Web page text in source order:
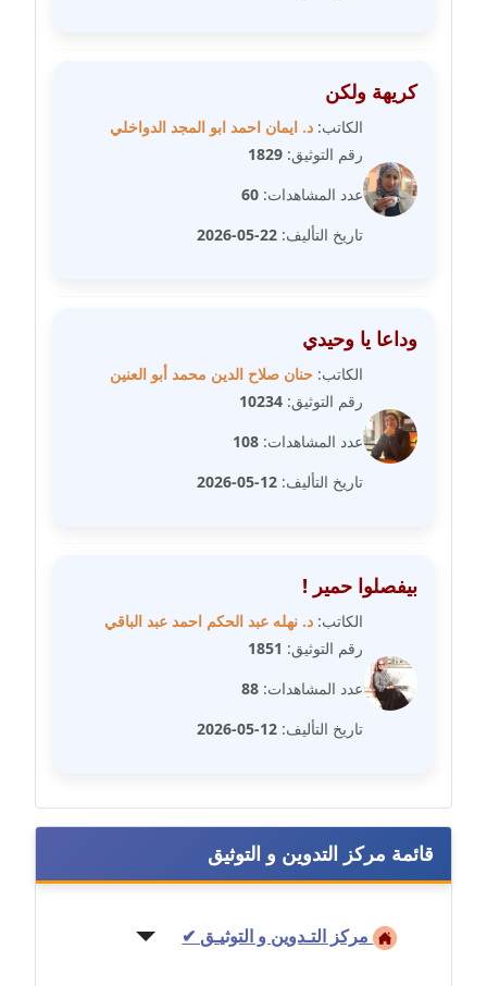
مدونة غادة زهران
مدونة غادة سيد
مدونة فاطمة البسريني
مدونة فاطمة الزهراء بناني
مدونة فيرا زولوتاريفا
مدونة فيروز القطلبي
عاملة
مدونة كنوز صلاح
موقوف
مدونة كيندا فائز
عاملة
قائمة مركز التدوين و التوثيق
مركز التـدوين و التوثيـق ✔
كريهة ولكن
الكاتب: د. ايمان احمد ابو المجد الدواخلي
رقم التوثيق: 1829
عدد المشاهدات: 60
تاريخ التأليف: 22-05-2026
وداعا يا وحيدي
الكاتب: حنان صلاح الدين محمد أبو العنين
رقم التوثيق: 10234
عدد المشاهدات: 108
تاريخ التأليف: 12-05-2026
بيفصلوا حمير !
الكاتب: د. نهله عبد الحكم احمد عبد الباقي
رقم التوثيق: 1851
عدد المشاهدات: 88
تاريخ التأليف: 12-05-2026